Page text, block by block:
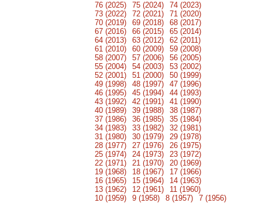
76 (2025) 75 (2024)
74 (2023)
73 (2022)
72 (2021)
71 (2020)
70 (2019)
69 (2018)
68 (2017)
67 (2016)
66 (2015)
65 (2014)
64 (2013)
63 (2012)
62 (2011)
61 (2010)
60 (2009)
59 (2008)
58 (2007)
57 (2006)
56 (2005)
55 (2004)
54 (2003)
53 (2002)
52 (2001)
51 (2000)
50 (1999)
49 (1998)
48 (1997)
47 (1996)
46 (1995)
45 (1994)
44 (1993)
43 (1992)
42 (1991)
41 (1990)
40 (1989)
39 (1988)
38 (1987)
37 (1986)
36 (1985)
35 (1984)
34 (1983)
33 (1982)
32 (1981)
31 (1980)
30 (1979)
29 (1978)
28 (1977)
27 (1976)
26 (1975)
25 (1974)
24 (1973)
23 (1972)
22 (1971)
21 (1970)
20 (1969)
19 (1968)
18 (1967)
17 (1966)
16 (1965)
15 (1964)
14 (1963)
13 (1962)
12 (1961)
11 (1960)
10 (1959)
9 (1958) 8 (1957)
7 (1956)